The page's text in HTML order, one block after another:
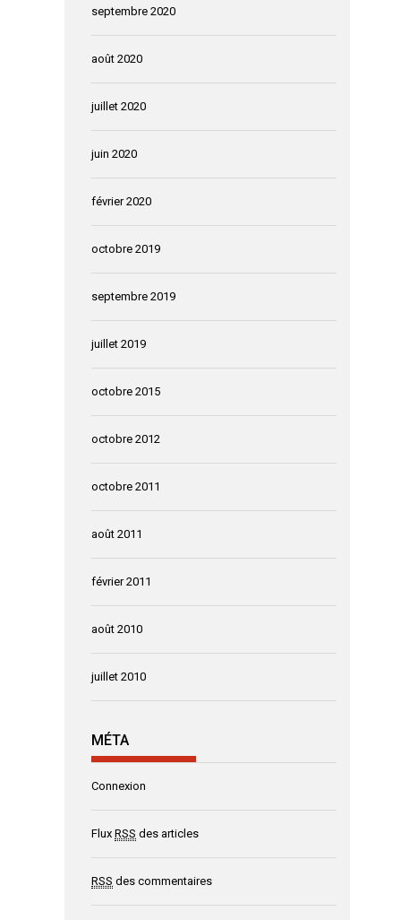
septembre 2020
août 2020
juillet 2020
juin 2020
février 2020
octobre 2019
septembre 2019
juillet 2019
octobre 2015
octobre 2012
octobre 2011
août 2011
février 2011
août 2010
juillet 2010
MÉTA
Connexion
Flux RSS des articles
RSS des commentaires